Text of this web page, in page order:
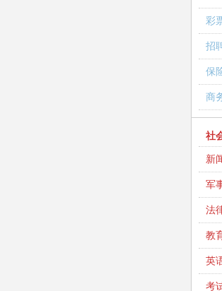
彩
招
保
商
社
新
军
法
教
英
考